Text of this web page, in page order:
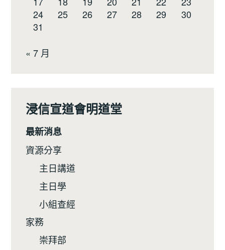
24
25 26 27 28 29
30
31
« 7 月
浸信宣道會明道堂
最新消息
資源分享
主日講道
主日學
小組查經
家務
崇拜部